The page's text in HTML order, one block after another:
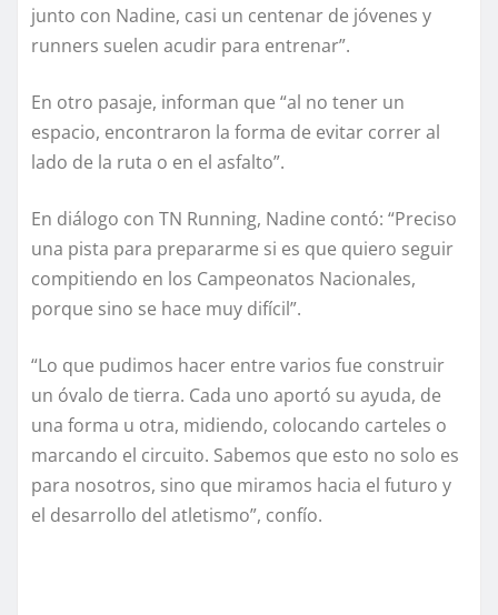
junto con Nadine, casi un centenar de jóvenes y
runners suelen acudir para entrenar”.
En otro pasaje, informan que “al no tener un
espacio, encontraron la forma de evitar correr al
lado de la ruta o en el asfalto”.
En diálogo con TN Running, Nadine contó: “Preciso
una pista para prepararme si es que quiero seguir
compitiendo en los Campeonatos Nacionales,
porque sino se hace muy difícil”.
“Lo que pudimos hacer entre varios fue construir
un óvalo de tierra. Cada uno aportó su ayuda, de
una forma u otra, midiendo, colocando carteles o
marcando el circuito. Sabemos que esto no solo es
para nosotros, sino que miramos hacia el futuro y
el desarrollo del atletismo”, confío.